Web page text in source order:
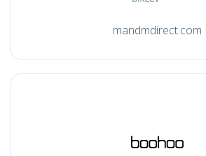
mandmdirect.com